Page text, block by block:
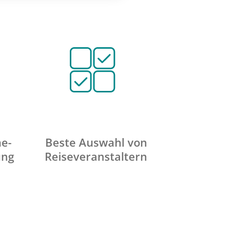
Beste Auswahl von
Reiseveranstaltern